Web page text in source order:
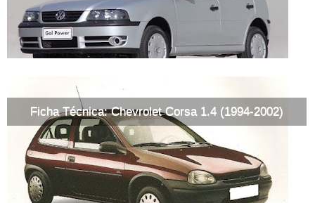
Ficha Técnica: Chevrolet Corsa 1.4 (1994-2002)